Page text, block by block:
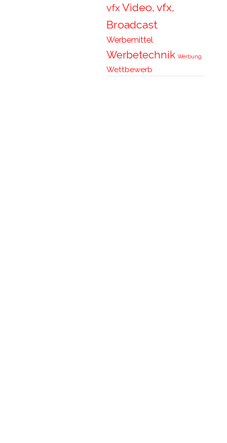
vfxVideo, vfx,
Broadcast
Werbemittel
Werbetechnik Werbung
Wettbewerb